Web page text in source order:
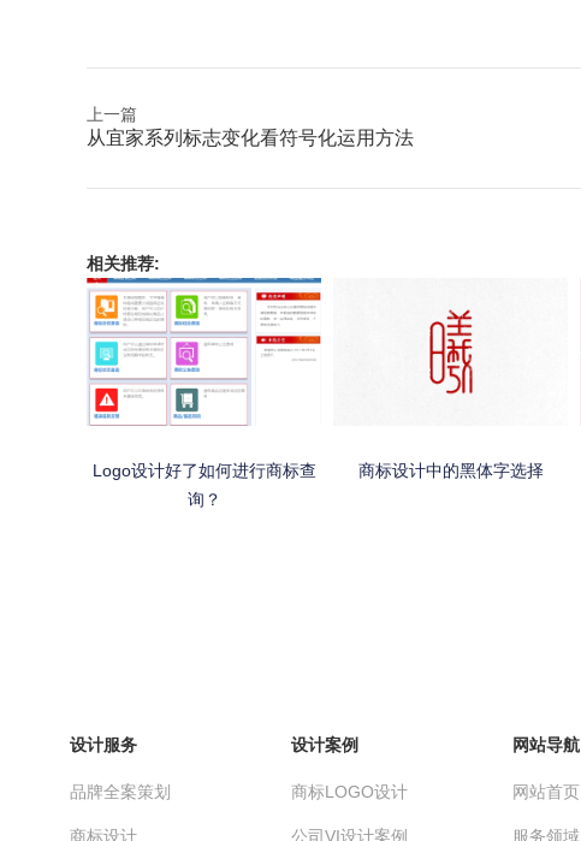
上一篇
从宜家系列标志变化看符号化运用方法
相关推荐:
Logo设计好了如何进行商标查
询？
商标设计中的黑体字选择
设计服务
品牌全案策划
商标设计
设计案例
商标LOGO设计
公司VI设计案例
网站导航
网站首页
服务领域